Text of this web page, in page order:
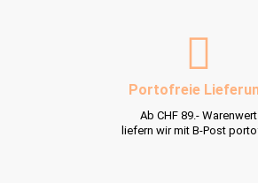
Portofreie
Ab CHF 89.- Warenwert
liefern wir mit B-Post